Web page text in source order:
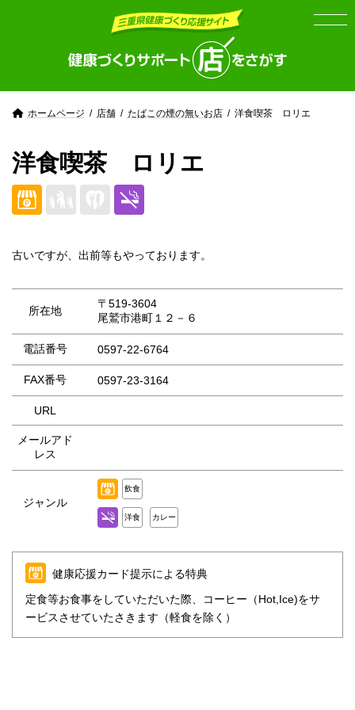
ホームページ 店舗 たばこの煙の無いお店 洋食喫茶 ロリエ
洋食喫茶 ロリエ
古いですが、出前等もやっております。
所在地
〒519-3604
尾鷲市港町１２－６
電話番号 0597-22-6764
FAX番号 0597-23-3164
URL
メールアド
レス
ジャンル
飲食
洋食 カレー
健康応援カード提示による特典
定食等お食事をしていただいた際、コーヒー（Hot,Ice)をサ
ービスさせていたさきます（軽食を除く）